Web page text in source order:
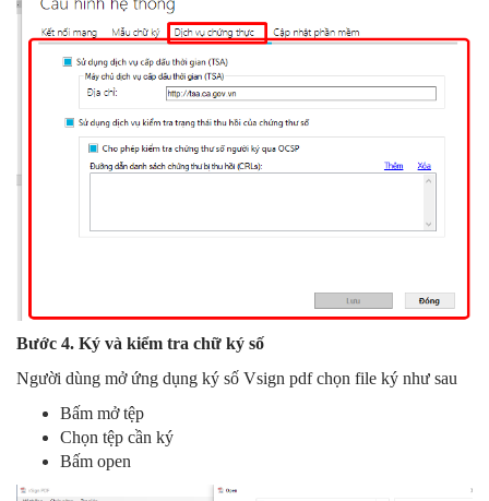
Bước 4. Ký và kiểm tra chữ ký số
Người dùng mở ứng dụng ký số Vsign pdf chọn file ký như sau
Bấm mở tệp
Chọn tệp cần ký
Bấm open